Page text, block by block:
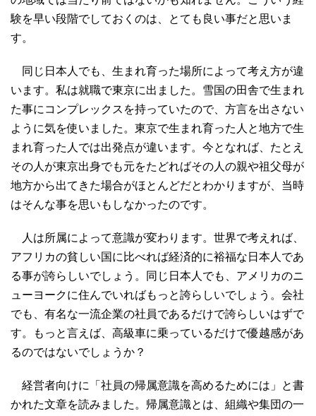
験を早い段階でしておくのは、とても良い事だと思いま
す。
同じ日本人でも、生まれ育った場所によって考え方が違
います。私は就職で東京に出ました。雪国の田舎で生まれ
た事にコンプレックスを持っていたので、方言を出さない
ように気を使いました。東京で生まれ育った人と地方で生
まれ育った人では出発点が違います。今となれば、たとえ
その人が東京出身でも元をたどればその人の親や祖父母が
地方から出てきた場合がほとんどだとわかりますが、当時
はそんな事を思いもしなかったのです。
人は所属によって意識が変わります。世界で考えれば、
アフリカの貧しい国に比べれば経済的に裕福な日本人であ
る事が誇らしいでしょう。同じ日本人でも、アメリカのニ
ューヨークに住んでいればもっと誇らしいでしょう。会社
でも、有名な一流企業の社員であるだけで誇らしいはずで
す。もっと言えば、高級車に乗っているだけで優越感があ
るのではないでしょうか？
経営者向けに「社員の帰属意識を高めるためには」と書
かれた文章を読みました。帰属意識とは、組織や集団の一